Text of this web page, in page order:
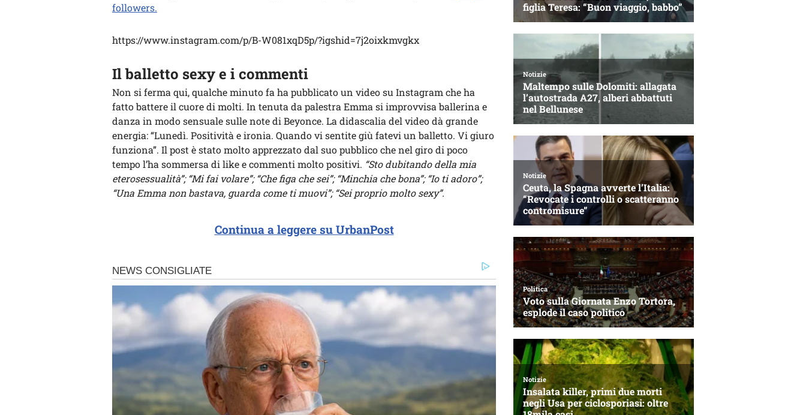
followers.
https://www.instagram.com/p/B-W081xqD5p/?igshid=7j2oixkmvgkx
Il balletto sexy e i commenti
Non si ferma qui, qualche minuto fa ha pubblicato un video su Instagram che ha
fatto battere il cuore di molti. In tenuta da palestra Emma si improvvisa ballerina e
danza in modo sensuale sulle note di Beyonce. La didascalia del video dà grande
energia: “Lunedì. Positività e ironia. Quando vi sentite giù fatevi un balletto. Vi giuro
funziona”. Il post è stato molto apprezzato dal suo pubblico che nel giro di poco
tempo l’ha sommersa di like e commenti molto positivi. “Sto dubitando della mia
eterosessualità”; “Mi fai volare”; “Che figa che sei”; “Minchia che bona”; “Io ti adoro”;
“Una Emma non bastava, guarda come ti muovi”; “Sei proprio molto sexy”.
Continua a leggere su UrbanPost